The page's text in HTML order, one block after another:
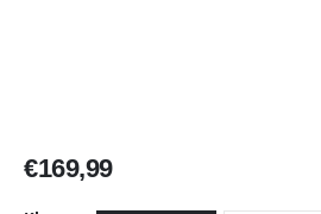
€169,99